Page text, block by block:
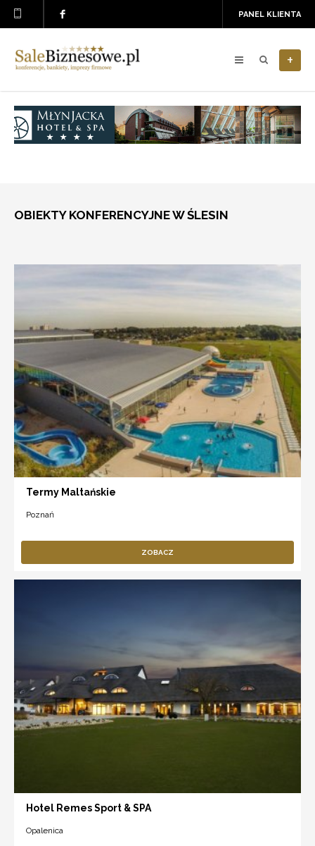
PANEL KLIENTA
+
OBIEKTY KONFERENCYJNE W ŚLESIN
Termy Maltańskie
Poznań
ZOBACZ
Hotel Remes Sport & SPA
Opalenica